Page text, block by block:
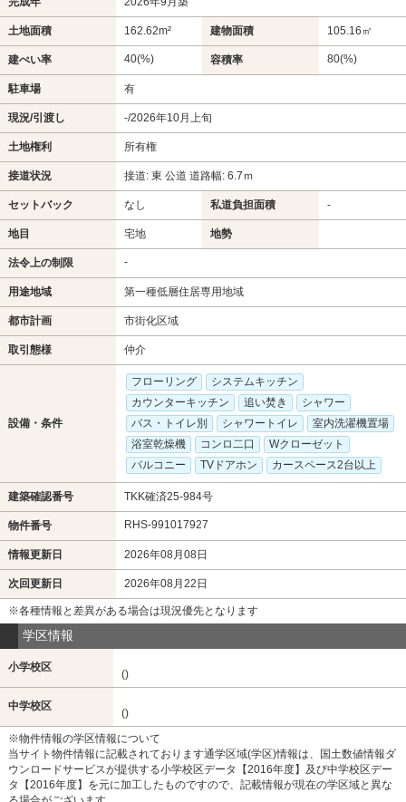
土地面積 162.62m² 建物面積 105.16㎡
建ぺい率 40(%) 容積率 80(%)
駐車場 有
現況/引渡し -/2026年10月上旬
土地権利 所有権
接道状況 接道: 東 公道 道路幅: 6.7ｍ
セットバック なし 私道負担面積 -
地目 宅地 地勢
法令上の制限 -
用途地域 第一種低層住居専用地域
都市計画 市街化区域
取引態様 仲介
設備・条件
フローリング
システムキッチン
カウンターキッチン
追い焚き
シャワー
バス・トイレ別
シャワートイレ
室内洗濯機置場
浴室乾燥機
コンロ二口
Wクローゼット
バルコニー
TVドアホン カースペース2台以上
建築確認番号 TKK確済25-984号
物件番号 RHS-991017927
情報更新日 2026年08月08日
次回更新日 2026年08月22日
※各種情報と差異がある場合は現況優先となります
学区情報
小学校区
()
中学校区
()
※物件情報の学区情報について
当サイト物件情報に記載されております通学区域(学区)情報は、国土数値情報ダ
ウンロードサービスが提供する小学校区データ【2016年度】及び中学校区デー
タ【2016年度】を元に加工したものですので、記載情報が現在の学区域と異な